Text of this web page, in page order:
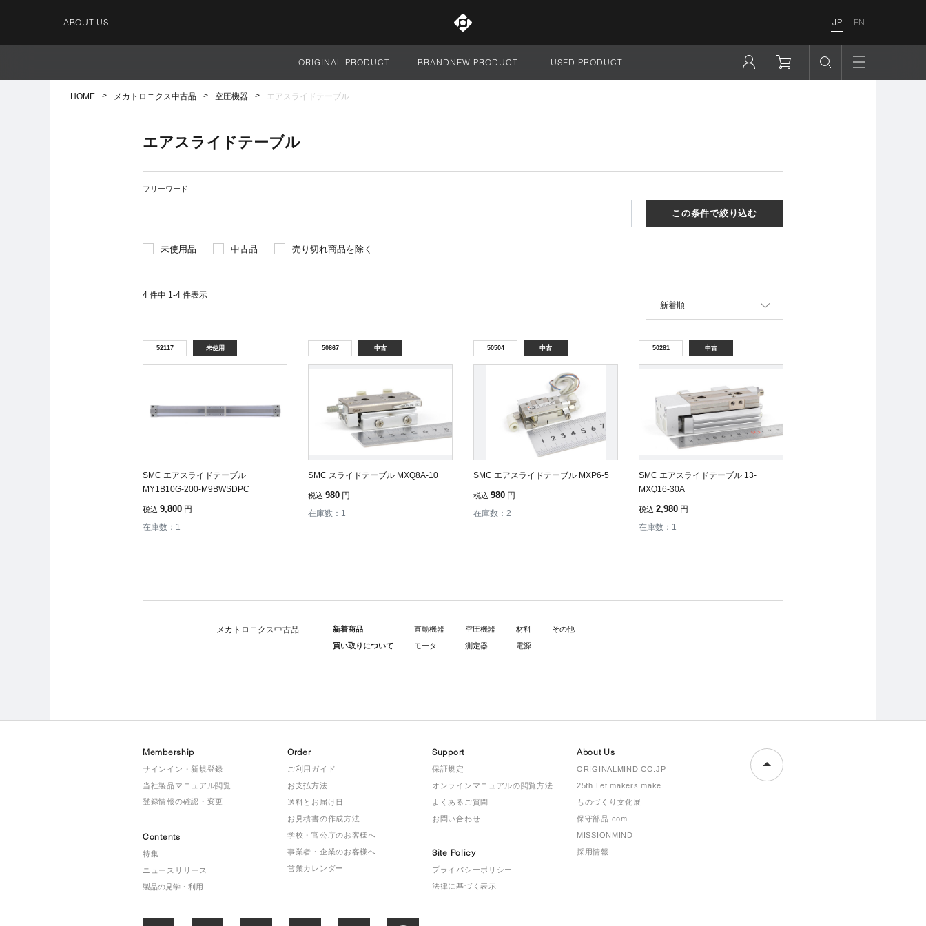
ABOUT US JP EN
サイト全体
ORIGINAL PRODUCT BRANDNEW PRODUCT USED PRODUCT
HOME メカトロニクス中古品 空圧機器 エアスライドテーブル
エアスライドテーブル
フリーワード
この条件で絞り込む
未使用品 中古品 売り切れ商品を除く
4 件中 1-4 件表示
並べ替え
新着順
52117 未使用
SMC エアスライドテーブル
MY1B10G-200-M9BWSDPC
税込 9,800 円
在庫数：1
50867 中古
SMC スライドテーブル MXQ8A-10
税込 980 円
在庫数：1
50504 中古
SMC エアスライドテーブル MXP6-5
税込 980 円
在庫数：2
50281 中古
SMC エアスライドテーブル 13-
MXQ16-30A
税込 2,980 円
在庫数：1
メカトロニクス中古品
新着商品
買い取りについて
直動機器
モータ
空圧機器
測定器
材料
電源
その他
Membership
サインイン・新規登録
当社製品マニュアル閲覧
登録情報の確認・変更
Contents
特集
ニュースリリース
製品の見学・利用
Order
ご利用ガイド
お支払方法
送料とお届け日
お見積書の作成方法
学校・官公庁のお客様へ
事業者・企業のお客様へ
営業カレンダー
Support
保証規定
オンラインマニュアルの閲覧方法
よくあるご質問
お問い合わせ
Site Policy
プライバシーポリシー
法律に基づく表示
About Us
ORIGINALMIND.CO.JP
25th Let makers make.
ものづくり文化展
保守部品.com
MISSIONMIND
採用情報